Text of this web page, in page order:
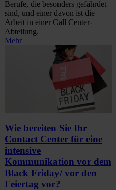
Berufe, die besonders gefährdet
sind, und einer davon ist die
Arbeit in einer Call Center-
Abteilung.
Mehr
Wie bereiten Sie Ihr
Contact Center für eine
intensive
Kommunikation vor dem
Black Friday/ vor den
Feiertag vor?